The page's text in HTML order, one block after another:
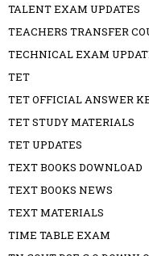
TALENT EXAM UPDATES
TEACHERS TRANSFER
TECHNICAL EXAM
TET
TET OFFICIAL ANSWER
TET STUDY MATERIALS
TET UPDATES
TEXT BOOKS DOWNLOAD
TEXT BOOKS NEWS
TEXT MATERIALS
TIME TABLE EXAM